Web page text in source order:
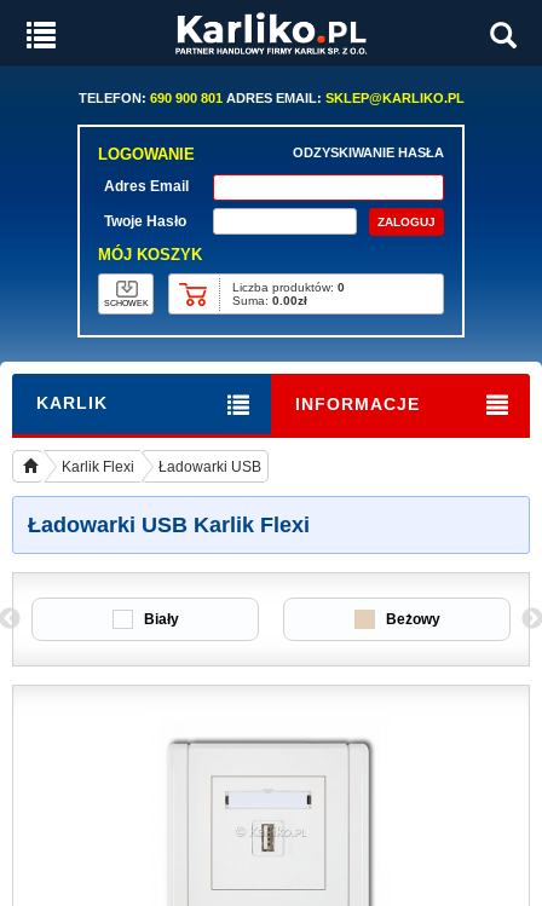
TELEFON: 690 900 801ADRES EMAIL: SKLEP@KARLIKO.PL
LOGOWANIE ODZYSKIWANIE HASŁA
Adres Email
Twoje Hasło
MÓJ KOSZYK
SCHOWEK
Liczba produktów: 0
Suma: 0.00zł
KARLIK INFORMACJE
Karlik Flexi Ładowarki USB
Ładowarki USB Karlik Flexi
Biały Beżowy